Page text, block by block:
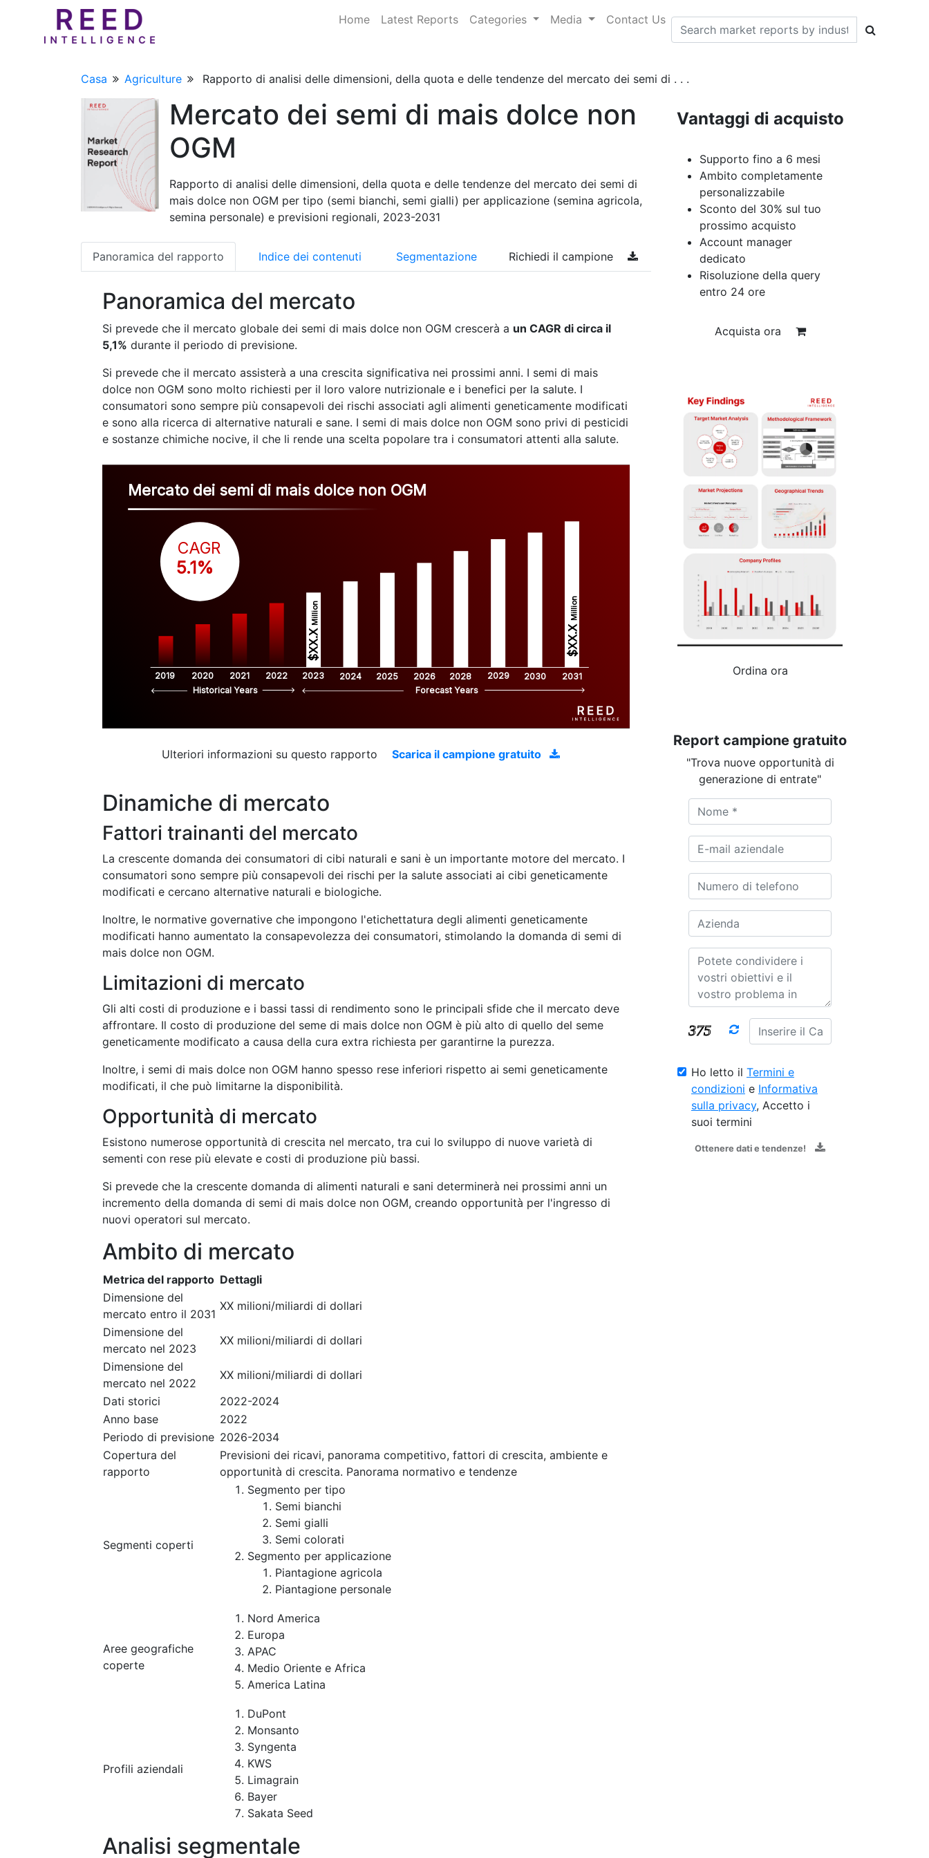
Home Latest Reports Categories Media Contact Us
Casa Agriculture Rapporto di analisi delle dimensioni, della quota e delle tendenze del mercato dei semi di . . .
Mercato dei semi di mais dolce non
OGM
Rapporto di analisi delle dimensioni, della quota e delle tendenze del mercato dei semi di
mais dolce non OGM per tipo (semi bianchi, semi gialli) per applicazione (semina agricola,
semina personale) e previsioni regionali, 2023-2031
Panoramica del rapporto Indice dei contenuti Segmentazione Richiedi il campione
Panoramica del mercato
Si prevede che il mercato globale dei semi di mais dolce non OGM crescerà a un CAGR di circa il
5,1% durante il periodo di previsione.
Si prevede che il mercato assisterà a una crescita significativa nei prossimi anni. I semi di mais
dolce non OGM sono molto richiesti per il loro valore nutrizionale e i benefici per la salute. I
consumatori sono sempre più consapevoli dei rischi associati agli alimenti geneticamente modificati
e sono alla ricerca di alternative naturali e sane. I semi di mais dolce non OGM sono privi di pesticidi
e sostanze chimiche nocive, il che li rende una scelta popolare tra i consumatori attenti alla salute.
Mercato dei semi di mais dolce non OGM
2019 2020 2021 2022 2023 2024 2025 2026 2028 2029 2030 2031
$XX.X
Million
$XX.X
Million
CAGR
5.1%
Historical Years Forecast Years
Ulteriori informazioni su questo rapporto Scarica il campione gratuito
Dinamiche di mercato
Fattori trainanti del mercato
La crescente domanda dei consumatori di cibi naturali e sani è un importante motore del mercato. I
consumatori sono sempre più consapevoli dei rischi per la salute associati ai cibi geneticamente
modificati e cercano alternative naturali e biologiche.
Inoltre, le normative governative che impongono l'etichettatura degli alimenti geneticamente
modificati hanno aumentato la consapevolezza dei consumatori, stimolando la domanda di semi di
mais dolce non OGM.
Limitazioni di mercato
Gli alti costi di produzione e i bassi tassi di rendimento sono le principali sfide che il mercato deve
affrontare. Il costo di produzione del seme di mais dolce non OGM è più alto di quello del seme
geneticamente modificato a causa della cura extra richiesta per garantirne la purezza.
Inoltre, i semi di mais dolce non OGM hanno spesso rese inferiori rispetto ai semi geneticamente
modificati, il che può limitarne la disponibilità.
Opportunità di mercato
Esistono numerose opportunità di crescita nel mercato, tra cui lo sviluppo di nuove varietà di
sementi con rese più elevate e costi di produzione più bassi.
Si prevede che la crescente domanda di alimenti naturali e sani determinerà nei prossimi anni un
incremento della domanda di semi di mais dolce non OGM, creando opportunità per l'ingresso di
nuovi operatori sul mercato.
Ambito di mercato
Metrica del rapporto Dettagli
Dimensione del
mercato entro il 2031
XX milioni/miliardi di dollari
Dimensione del
mercato nel 2023
XX milioni/miliardi di dollari
Dimensione del
mercato nel 2022
XX milioni/miliardi di dollari
Dati storici
2022-2024
Anno base
2022
Periodo di previsione 2026-2034
Copertura del
rapporto
Previsioni dei ricavi, panorama competitivo, fattori di crescita, ambiente e
opportunità di crescita. Panorama normativo e tendenze
Segmenti coperti
Segmento per tipo
Semi bianchi
Semi gialli
Semi colorati
Segmento per applicazione
Piantagione agricola
Piantagione personale
Aree geografiche
coperte
Nord America
Europa
APAC
Medio Oriente e Africa
America Latina
Profili aziendali
DuPont
Monsanto
Syngenta
KWS
Limagrain
Bayer
Sakata Seed
Analisi segmentale
Vantaggi di acquisto
Supporto fino a 6 mesi
Ambito completamente
personalizzabile
Sconto del 30% sul tuo
prossimo acquisto
Account manager
dedicato
Risoluzione della query
entro 24 ore
Acquista ora
Ordina ora
Report campione gratuito
"Trova nuove opportunità di
generazione di entrate"
Ho letto il Termini e
condizioni e Informativa
sulla privacy, Accetto i
suoi termini
Ottenere dati e tendenze!